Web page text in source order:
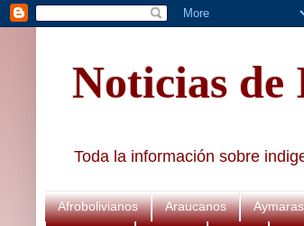
Noticias de
Toda la información sobre
Afrobolivianos Araucanos Aymaras